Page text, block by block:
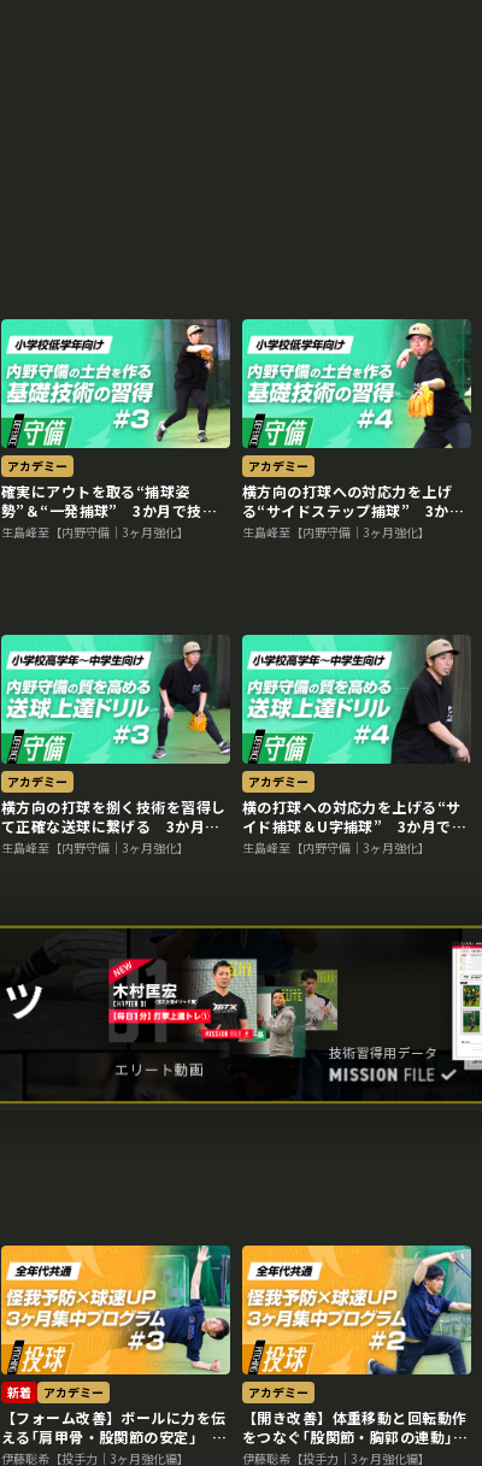
アカデミー
確実にアウトを取る“捕球姿
勢”＆“一発捕球” 3か月で技術
力を変える内野守備向上メソッド
生島峰至【内野守備｜3ヶ月強化】
アカデミー
横方向の打球への対応力を上げ
る“サイドステップ捕球” 3か月
で技術力を変える内野守備向上メ
生島峰至【内野守備｜3ヶ月強化】
アカデミー
横方向の打球を捌く技術を習得し
て正確な送球に繋げる 3か月で
技術力を変える内野守備向上メソ
生島峰至【内野守備｜3ヶ月強化】
アカデミー
横の打球への対応力を上げる“サ
イド捕球＆U字捕球” 3か月で技
術力を変える内野守備向上メソッ
生島峰至【内野守備｜3ヶ月強化】
新着 アカデミー
【フォーム改善】ボールに力を伝
える｢肩甲骨・股関節の安定｣
#3
伊藤聡希【投手力｜3ヶ月強化編】
アカデミー
【開き改善】体重移動と回転動作
をつなぐ｢股関節・胸郭の連動｣
#2
伊藤聡希【投手力｜3ヶ月強化編】